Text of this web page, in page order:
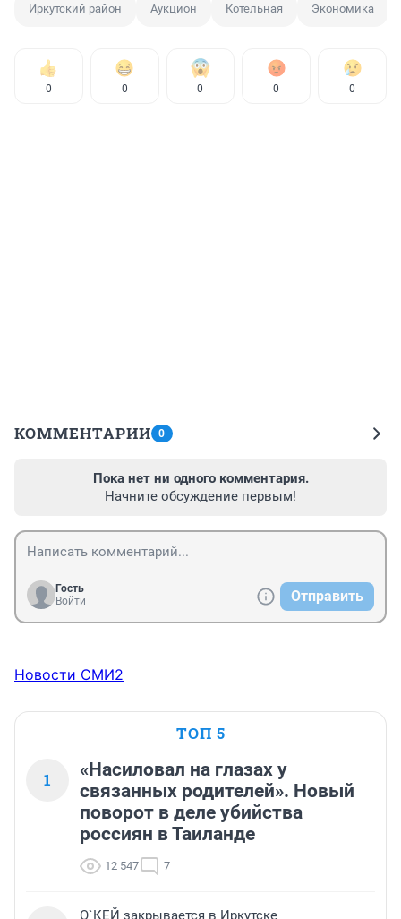
Иркутский район Аукцион Котельная Экономика
0 0 0 0 0
КОММЕНТАРИИ 0
Пока нет ни одного комментария.
Начните обсуждение первым!
Гость
Войти
Отправить
Новости СМИ2
ТОП 5
1
«Насиловал на глазах у
связанных родителей». Новый
поворот в деле убийства
россиян в Таиланде
12 547 7
О`КЕЙ закрывается в Иркутске